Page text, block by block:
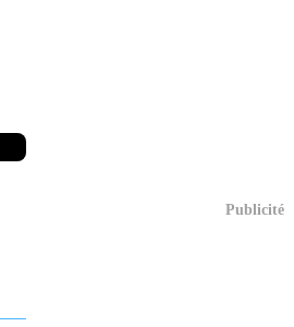
Publicité